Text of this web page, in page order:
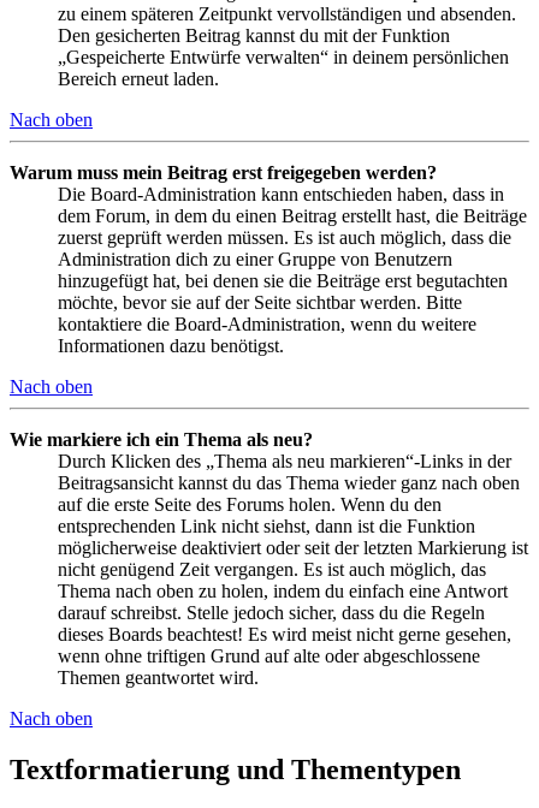
zu einem späteren Zeitpunkt vervollständigen und absenden.
Den gesicherten Beitrag kannst du mit der Funktion
„Gespeicherte Entwürfe verwalten“ in deinem persönlichen
Bereich erneut laden.
Nach oben
Warum muss mein Beitrag erst freigegeben werden?
Die Board-Administration kann entschieden haben, dass in
dem Forum, in dem du einen Beitrag erstellt hast, die Beiträge
zuerst geprüft werden müssen. Es ist auch möglich, dass die
Administration dich zu einer Gruppe von Benutzern
hinzugefügt hat, bei denen sie die Beiträge erst begutachten
möchte, bevor sie auf der Seite sichtbar werden. Bitte
kontaktiere die Board-Administration, wenn du weitere
Informationen dazu benötigst.
Nach oben
Wie markiere ich ein Thema als neu?
Durch Klicken des „Thema als neu markieren“-Links in der
Beitragsansicht kannst du das Thema wieder ganz nach oben
auf die erste Seite des Forums holen. Wenn du den
entsprechenden Link nicht siehst, dann ist die Funktion
möglicherweise deaktiviert oder seit der letzten Markierung ist
nicht genügend Zeit vergangen. Es ist auch möglich, das
Thema nach oben zu holen, indem du einfach eine Antwort
darauf schreibst. Stelle jedoch sicher, dass du die Regeln
dieses Boards beachtest! Es wird meist nicht gerne gesehen,
wenn ohne triftigen Grund auf alte oder abgeschlossene
Themen geantwortet wird.
Nach oben
Textformatierung und Thementypen